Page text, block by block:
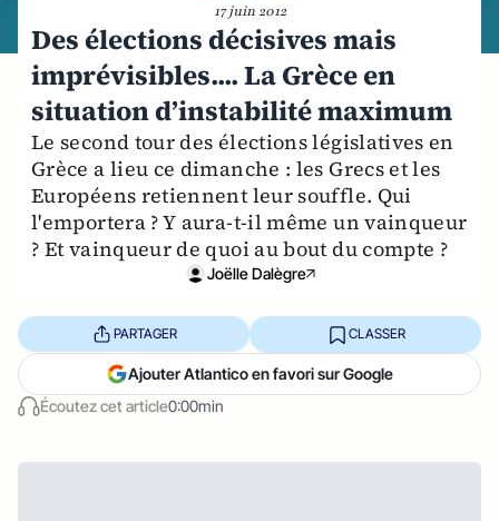
17 juin 2012
Des élections décisives mais
imprévisibles.... La Grèce en
situation d’instabilité maximum
Le second tour des élections législatives en
Grèce a lieu ce dimanche : les Grecs et les
Européens retiennent leur souffle. Qui
l'emportera ? Y aura-t-il même un vainqueur
? Et vainqueur de quoi au bout du compte ?
Joëlle Dalègre
Écoutez cet article0:00min
PARTAGER CLASSER
Ajouter Atlantico en favori sur Google